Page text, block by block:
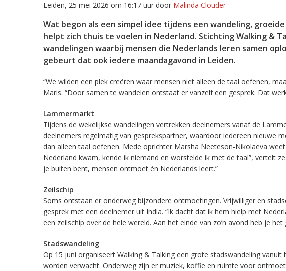
Leiden, 25 mei 2026 om 16:17 uur door Malinda Clouder
Wat begon als een simpel idee tijdens een wandeling,
helpt zich thuis te voelen in Nederland. Stichting Walking &
wandelingen waarbij mensen die Nederlands leren samen
gebeurt dat ook iedere maandagavond in Leiden.
“We wilden een plek creëren waar mensen niet alleen de taal oefenen,
Maris. “Door samen te wandelen ontstaat er vanzelf een gesprek. Dat
Lammermarkt
Tijdens de wekelijkse wandelingen vertrekken deelnemers vanaf de
deelnemers regelmatig van gesprekspartner, waardoor iedereen nieuwe
dan alleen taal oefenen. Mede oprichter Marsha Neeteson-Nikolaeva
Nederland kwam, kende ik niemand en worstelde ik met de taal”, vertelt
je buiten bent, mensen ontmoet én Nederlands leert.”
Zeilschip
Soms ontstaan er onderweg bijzondere ontmoetingen. Vrijwilliger en
gesprek met een deelnemer uit India. “Ik dacht dat ik hem hielp met
een zeilschip over de hele wereld. Aan het einde van zo’n avond heb je
Stadswandeling
Op 15 juni organiseert Walking & Talking een grote stadswandeling
worden verwacht. Onderweg zijn er muziek, koffie en ruimte voor